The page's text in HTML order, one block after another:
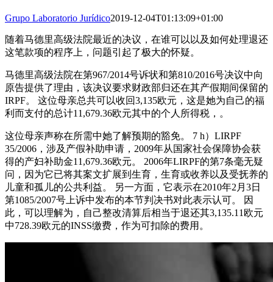
Grupo Laboratorio Jurídico2019-12-04T01:13:09+01:00
随着马德里高级法院最近的决议，在谁可以以及如何处理退还
这笔款项的程序上，问题引起了极大的怀疑。
马德里高级法院在第967/2014号诉状和第810/2016号决议中向
原告提供了理由，该决议要求财政部归还在其产假期间保留的
IRPF。 这位母亲总共可以收回3,135欧元，这是她为自己的福
利而支付的总计11,679.36欧元其中的个人所得税，。
这位母亲声称在所需中她了解预期的豁免。 7 h）LIRPF
35/2006，涉及产假补助申请，2009年从国家社会保障协会获
得的产妇补助金11,679.36欧元。 2006年LIRPF的第7条毫无疑
问，因为它已将其案文扩展到生育，生育或收养以及受抚养的
儿童和孤儿的公共利益。 另一方面，它表示在2010年2月3日
第1085/2007号上诉中发布的本节判决书对此表示认可。 因
此，可以理解为，自己整改清算后相当于退还其3,135.11欧元
中728.39欧元的INSS缴费，作为可扣除的费用。